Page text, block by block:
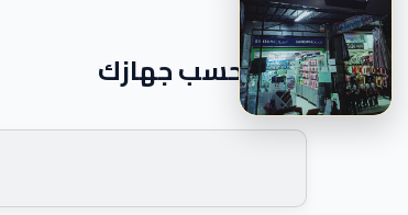
ابحث حسب جهازك